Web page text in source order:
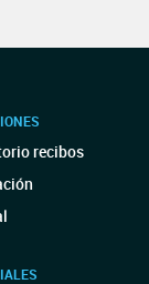
recibos